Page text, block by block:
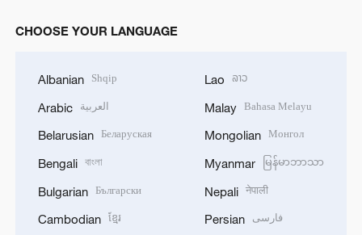
CHOOSE YOUR LANGUAGE
Albanian Shqip
Arabic العربية
Belarusian Беларуская
Bengali বাংলা
Bulgarian Български
Cambodian ខ្មែរ
Lao ລາວ
Malay Bahasa Melayu
Mongolian Монгол
Myanmar မြန်မာဘာသာ
Nepali नेपाली
Persian فارسی